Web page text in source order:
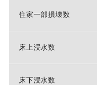
住家一部損壊数
床上浸水数
床下浸水数